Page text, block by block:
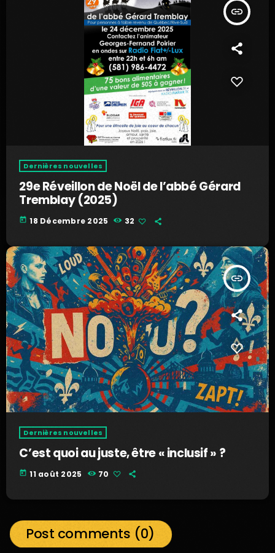
insert_link
Dernières nouvelles
29e Réveillon de Noël de l’abbé Gérard
Tremblay (2025)
today 18 Décembre 2025 32
insert_link
Dernières nouvelles
C’est quoi au juste, être « inclusif » ?
today 11 août 2025 70
Post comments (0)